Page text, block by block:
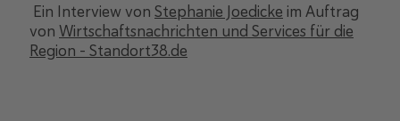
Ein Interview von Stephanie Joedicke im Auftrag
von Wirtschaftsnachrichten und Services für die
Region - Standort38.de